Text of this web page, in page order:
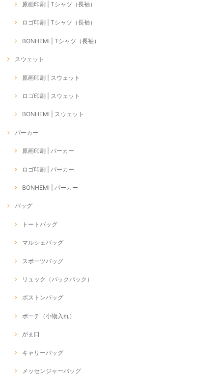
原画印刷 | Tシャツ（長袖）
ロゴ印刷 | Tシャツ（長袖）
BONHEMI | Tシャツ（長袖）
スウェット
原画印刷 | スウェット
ロゴ印刷 | スウェット
BONHEMI | スウェット
パーカー
原画印刷 | パーカー
ロゴ印刷 | パーカー
BONHEMI | パーカー
バッグ
トートバッグ
マルシェバッグ
スポーツバッグ
リュック（バックパック）
ボストンバッグ
ポーチ（小物入れ）
がま口
キャリーバッグ
メッセンジャーバッグ